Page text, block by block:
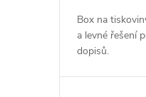
Box na
a levné řešení
dopisů.